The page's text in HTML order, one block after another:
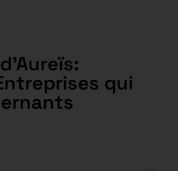
qui